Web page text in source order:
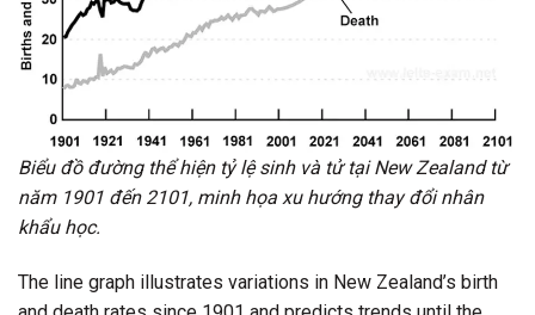
Biểu đồ đường thể hiện tỷ lệ sinh và tử tại New Zealand từ
năm 1901 đến 2101, minh họa xu hướng thay đổi nhân
khẩu học.
The line graph illustrates variations in New Zealand’s birth